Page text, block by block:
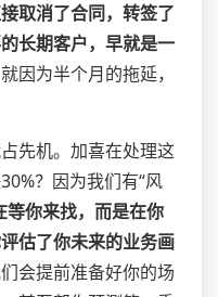
取消了合同，转签了
长期客户，早就是一
因为半个月的拖延，
先机。加喜在处理这
？因为我们有“风
等你来找，而是在你
估了你未来的业务画
会提前准备好你的场